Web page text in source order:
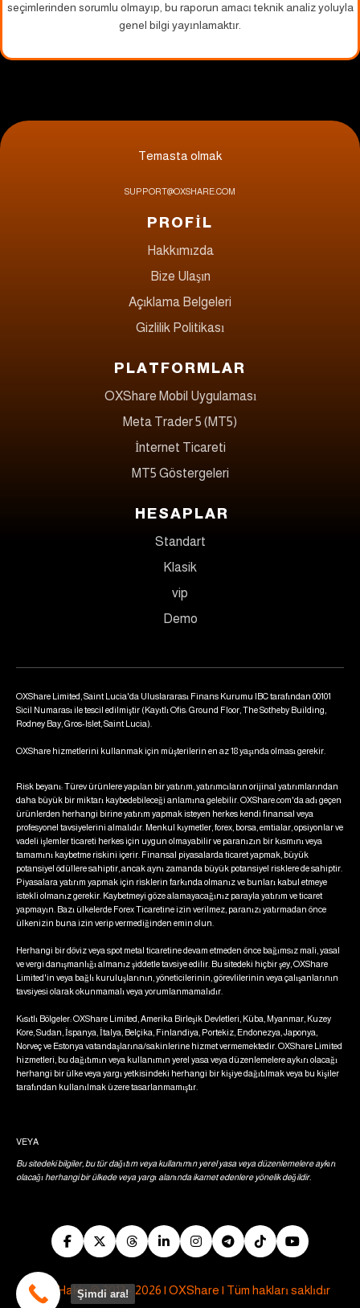
seçimlerinden sorumlu olmayıp, bu raporun amacı teknik analiz yoluyla
genel bilgi yayınlamaktır.
Temasta olmak
SUPPORT@OXSHARE.COM
PROFİL
Hakkımızda
Bize Ulaşın
Açıklama Belgeleri
Gizlilik Politikası
PLATFORMLAR
OXShare Mobil Uygulaması
Meta Trader 5 (MT5)
İnternet Ticareti
MT5 Göstergeleri
HESAPLAR
Standart
Klasik
vip
Demo
OXShare Limited, Saint Lucia'da Uluslararası Finans Kurumu IBC tarafından 00101
Sicil Numarası ile tescil edilmiştir (Kayıtlı Ofis: Ground Floor, The Sotheby Building,
Rodney Bay, Gros-Islet, Saint Lucia).
OXShare hizmetlerini kullanmak için müşterilerin en az 18 yaşında olması gerekir.
Risk beyanı: Türev ürünlere yapılan bir yatırım, yatırımcıların orijinal yatırımlarından
daha büyük bir miktarı kaybedebileceği anlamına gelebilir. OXShare.com'da adı geçen
ürünlerden herhangi birine yatırım yapmak isteyen herkes kendi finansal veya
profesyonel tavsiyelerini almalıdır. Menkul kıymetler, forex, borsa, emtialar, opsiyonlar ve
vadeli işlemler ticareti herkes için uygun olmayabilir ve paranızın bir kısmını veya
tamamını kaybetme riskini içerir. Finansal piyasalarda ticaret yapmak, büyük
potansiyel ödüllere sahiptir, ancak aynı zamanda büyük potansiyel risklere de sahiptir.
Piyasalara yatırım yapmak için risklerin farkında olmanız ve bunları kabul etmeye
istekli olmanız gerekir. Kaybetmeyi göze alamayacağınız parayla yatırım ve ticaret
yapmayın. Bazı ülkelerde Forex Ticaretine izin verilmez, paranızı yatırmadan önce
ülkenizin buna izin verip vermediğinden emin olun.
Herhangi bir döviz veya spot metal ticaretine devam etmeden önce bağımsız mali, yasal
ve vergi danışmanlığı almanız şiddetle tavsiye edilir. Bu sitedeki hiçbir şey, OXShare
Limited'in veya bağlı kuruluşlarının, yöneticilerinin, görevlilerinin veya çalışanlarının
tavsiyesi olarak okunmamalı veya yorumlanmamalıdır.
Kısıtlı Bölgeler: OXShare Limited, Amerika Birleşik Devletleri, Küba, Myanmar, Kuzey
Kore, Sudan, İspanya, İtalya, Belçika, Finlandiya, Portekiz, Endonezya, Japonya,
Norveç ve Estonya vatandaşlarına/sakinlerine hizmet vermemektedir. OXShare Limited
hizmetleri, bu dağıtımın veya kullanımın yerel yasa veya düzenlemelere aykırı olacağı
herhangi bir ülke veya yargı yetkisindeki herhangi bir kişiye dağıtılmak veya bu kişiler
tarafından kullanılmak üzere tasarlanmamıştır.
VEYA
Bu sitedeki bilgiler, bu tür dağıtım veya kullanımın yerel yasa veya düzenlemelere aykırı
olacağı herhangi bir ülkede veya yargı alanında ikamet edenlere yönelik değildir.
Telif Hakkı © 2013 - 2026 | OXShare | Tüm hakları saklıdır
Şimdi ara!